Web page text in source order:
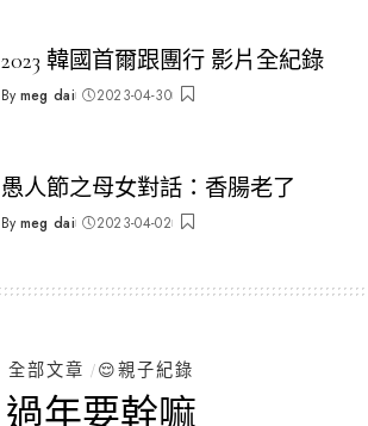
2023 韓國首爾跟團行 影片全紀錄
Posted
By meg dai 2023-04-30
愚人節之母女對話：香腸老了
Posted
By meg dai 2023-04-02
全部文章 😌親子紀錄
過年要幹嘛